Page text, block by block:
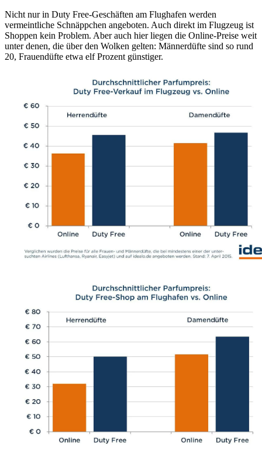
Nicht nur in Duty Free-Geschäften am Flughafen werden
vermeintliche Schnäppchen angeboten. Auch direkt im Flugzeug ist
Shoppen kein Problem. Aber auch hier liegen die Online-Preise weit
unter denen, die über den Wolken gelten: Männerdüfte sind so rund
20, Frauendüfte etwa elf Prozent günstiger.